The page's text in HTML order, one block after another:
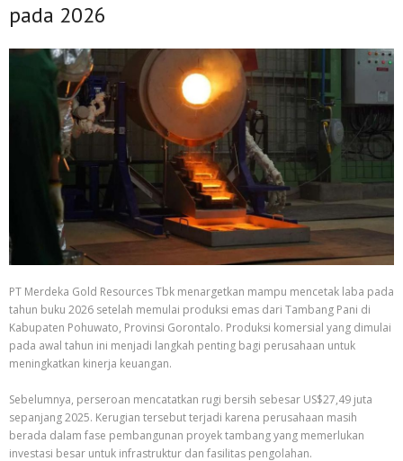
pada 2026
PT Merdeka Gold Resources Tbk menargetkan mampu mencetak laba pada
tahun buku 2026 setelah memulai produksi emas dari Tambang Pani di
Kabupaten Pohuwato, Provinsi Gorontalo. Produksi komersial yang dimulai
pada awal tahun ini menjadi langkah penting bagi perusahaan untuk
meningkatkan kinerja keuangan.
Sebelumnya, perseroan mencatatkan rugi bersih sebesar US$27,49 juta
sepanjang 2025. Kerugian tersebut terjadi karena perusahaan masih
berada dalam fase pembangunan proyek tambang yang memerlukan
investasi besar untuk infrastruktur dan fasilitas pengolahan.